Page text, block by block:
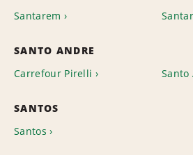
Santarem
SANTO ANDRE
Carrefour Pirelli
Santo
SANTOS
Santos